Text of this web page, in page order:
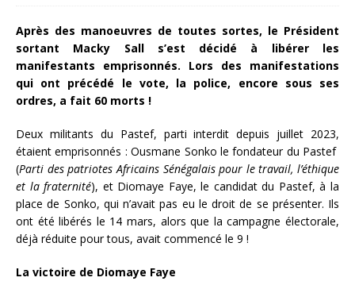
Après des manoeuvres de toutes sortes, le Président
sortant Macky Sall s’est décidé à libérer les
manifestants emprisonnés. Lors des manifestations
qui ont précédé le vote, la police, encore sous ses
ordres, a fait 60 morts !
Deux militants du Pastef, parti interdit depuis juillet 2023,
étaient emprisonnés : Ousmane Sonko le fondateur du Pastef
(Parti des patriotes Africains Sénégalais pour le travail, l’éthique
et la fraternité), et Diomaye Faye, le candidat du Pastef, à la
place de Sonko, qui n’avait pas eu le droit de se présenter. Ils
ont été libérés le 14 mars, alors que la campagne électorale,
déjà réduite pour tous, avait commencé le 9 !
La victoire de Diomaye Faye